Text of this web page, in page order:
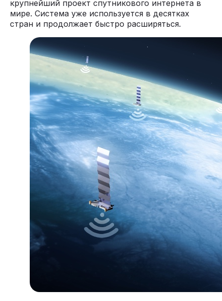
крупнейший проект спутникового интернета в
мире. Система уже используется в десятках
стран и продолжает быстро расширяться.